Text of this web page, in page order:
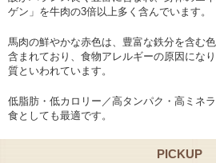
ゲン」を牛肉の3倍以上多く含んでいます。
馬肉の鮮やかな赤色は、豊富な鉄分を含む
含まれており、食物アレルギーの原因にな
質といわれています。
低脂肪・低カロリー／高タンパク・高ミネ
食としても最適です。
PICKUP